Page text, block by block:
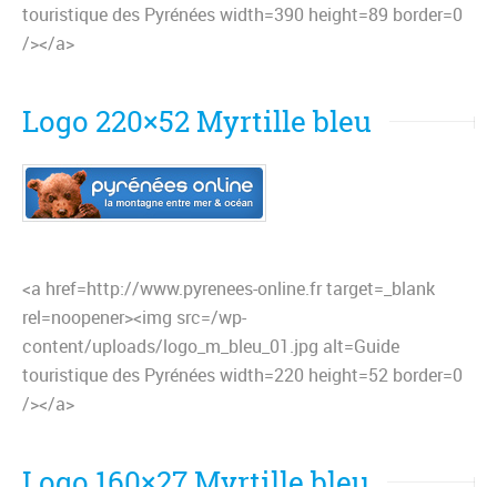
touristique des Pyrénées width=390 height=89 border=0
/></a>
Logo 220×52 Myrtille bleu
<a href=http://www.pyrenees-online.fr target=_blank
rel=noopener><img src=/wp-
content/uploads/logo_m_bleu_01.jpg alt=Guide
touristique des Pyrénées width=220 height=52 border=0
/></a>